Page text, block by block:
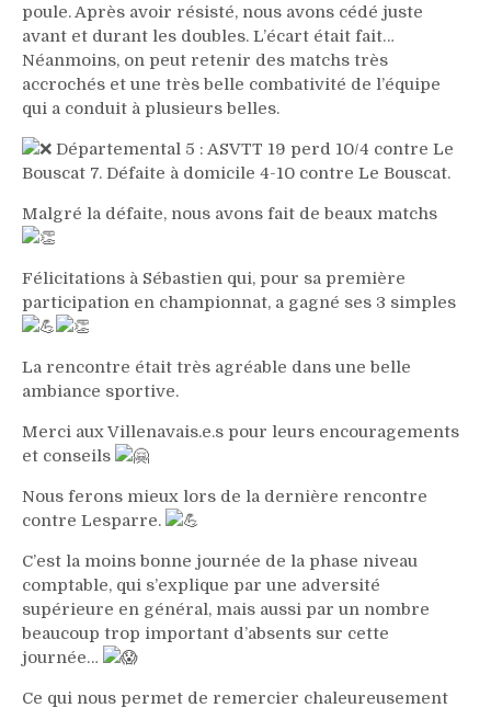
poule. Après avoir résisté, nous avons cédé juste
avant et durant les doubles. L’écart était fait…
Néanmoins, on peut retenir des matchs très
accrochés et une très belle combativité de l’équipe
qui a conduit à plusieurs belles.
Départemental 5 : ASVTT 19 perd 10/4 contre Le
Bouscat 7. Défaite à domicile 4-10 contre Le Bouscat.
Malgré la défaite, nous avons fait de beaux matchs
Félicitations à Sébastien qui, pour sa première
participation en championnat, a gagné ses 3 simples
La rencontre était très agréable dans une belle
ambiance sportive.
Merci aux Villenavais.e.s pour leurs encouragements
et conseils
Nous ferons mieux lors de la dernière rencontre
contre Lesparre.
C’est la moins bonne journée de la phase niveau
comptable, qui s’explique par une adversité
supérieure en général, mais aussi par un nombre
beaucoup trop important d’absents sur cette
journée…
Ce qui nous permet de remercier chaleureusement